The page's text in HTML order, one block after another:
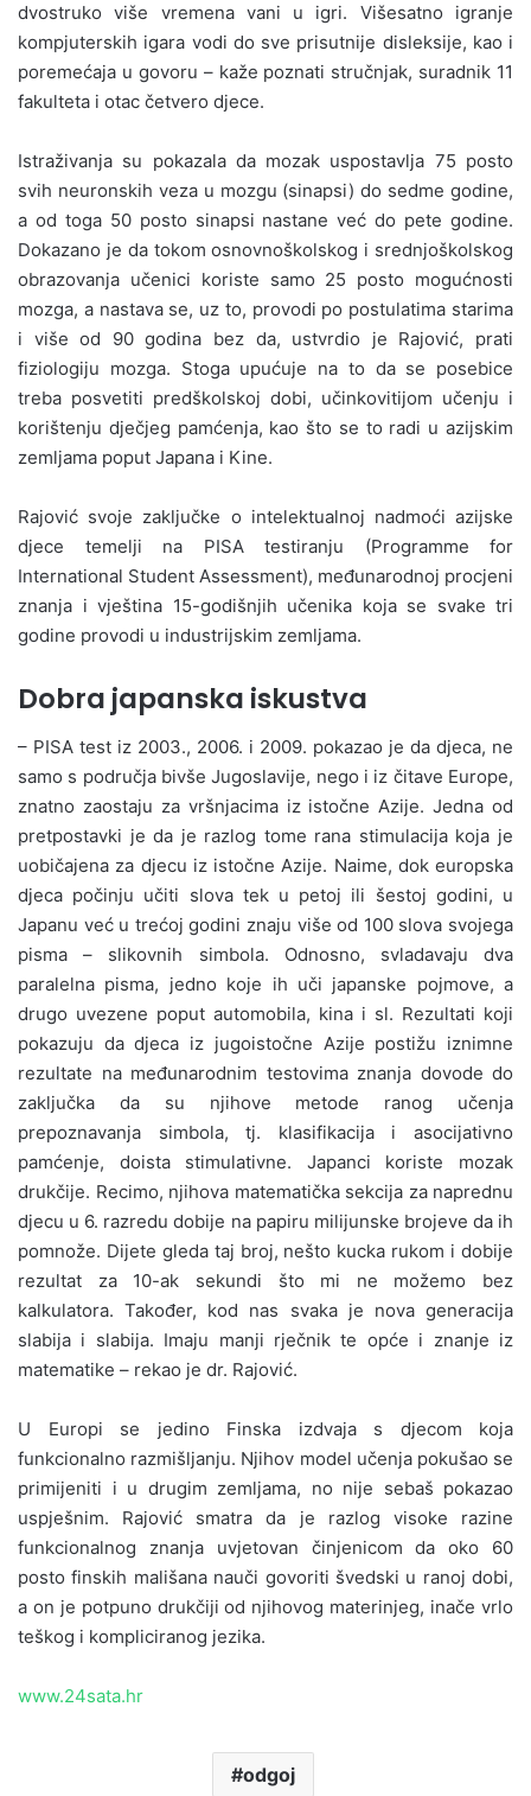
dvostruko više vremena vani u igri. Višesatno igranje
kompjuterskih igara vodi do sve prisutnije disleksije, kao i
poremećaja u govoru – kaže poznati stručnjak, suradnik 11
fakulteta i otac četvero djece.
Istraživanja su pokazala da mozak uspostavlja 75 posto
svih neuronskih veza u mozgu (sinapsi) do sedme godine,
a od toga 50 posto sinapsi nastane već do pete godine.
Dokazano je da tokom osnovnoškolskog i srednjoškolskog
obrazovanja učenici koriste samo 25 posto mogućnosti
mozga, a nastava se, uz to, provodi po postulatima starima
i više od 90 godina bez da, ustvrdio je Rajović, prati
fiziologiju mozga. Stoga upućuje na to da se posebice
treba posvetiti predškolskoj dobi, učinkovitijom učenju i
korištenju dječjeg pamćenja, kao što se to radi u azijskim
zemljama poput Japana i Kine.
Rajović svoje zaključke o intelektualnoj nadmoći azijske
djece temelji na PISA testiranju (Programme for
International Student Assessment), međunarodnoj procjeni
znanja i vještina 15-godišnjih učenika koja se svake tri
godine provodi u industrijskim zemljama.
Dobra japanska iskustva
– PISA test iz 2003., 2006. i 2009. pokazao je da djeca, ne
samo s područja bivše Jugoslavije, nego i iz čitave Europe,
znatno zaostaju za vršnjacima iz istočne Azije. Jedna od
pretpostavki je da je razlog tome rana stimulacija koja je
uobičajena za djecu iz istočne Azije. Naime, dok europska
djeca počinju učiti slova tek u petoj ili šestoj godini, u
Japanu već u trećoj godini znaju više od 100 slova svojega
pisma – slikovnih simbola. Odnosno, svladavaju dva
paralelna pisma, jedno koje ih uči japanske pojmove, a
drugo uvezene poput automobila, kina i sl. Rezultati koji
pokazuju da djeca iz jugoistočne Azije postižu iznimne
rezultate na međunarodnim testovima znanja dovode do
zaključka da su njihove metode ranog učenja
prepoznavanja simbola, tj. klasifikacija i asocijativno
pamćenje, doista stimulativne. Japanci koriste mozak
drukčije. Recimo, njihova matematička sekcija za naprednu
djecu u 6. razredu dobije na papiru milijunske brojeve da ih
pomnože. Dijete gleda taj broj, nešto kucka rukom i dobije
rezultat za 10-ak sekundi što mi ne možemo bez
kalkulatora. Također, kod nas svaka je nova generacija
slabija i slabija. Imaju manji rječnik te opće i znanje iz
matematike – rekao je dr. Rajović.
U Europi se jedino Finska izdvaja s djecom koja
funkcionalno razmišljanju. Njihov model učenja pokušao se
primijeniti i u drugim zemljama, no nije sebaš pokazao
uspješnim. Rajović smatra da je razlog visoke razine
funkcionalnog znanja uvjetovan činjenicom da oko 60
posto finskih mališana nauči govoriti švedski u ranoj dobi,
a on je potpuno drukčiji od njihovog materinjeg, inače vrlo
teškog i kompliciranog jezika.
www.24sata.hr
odgoj